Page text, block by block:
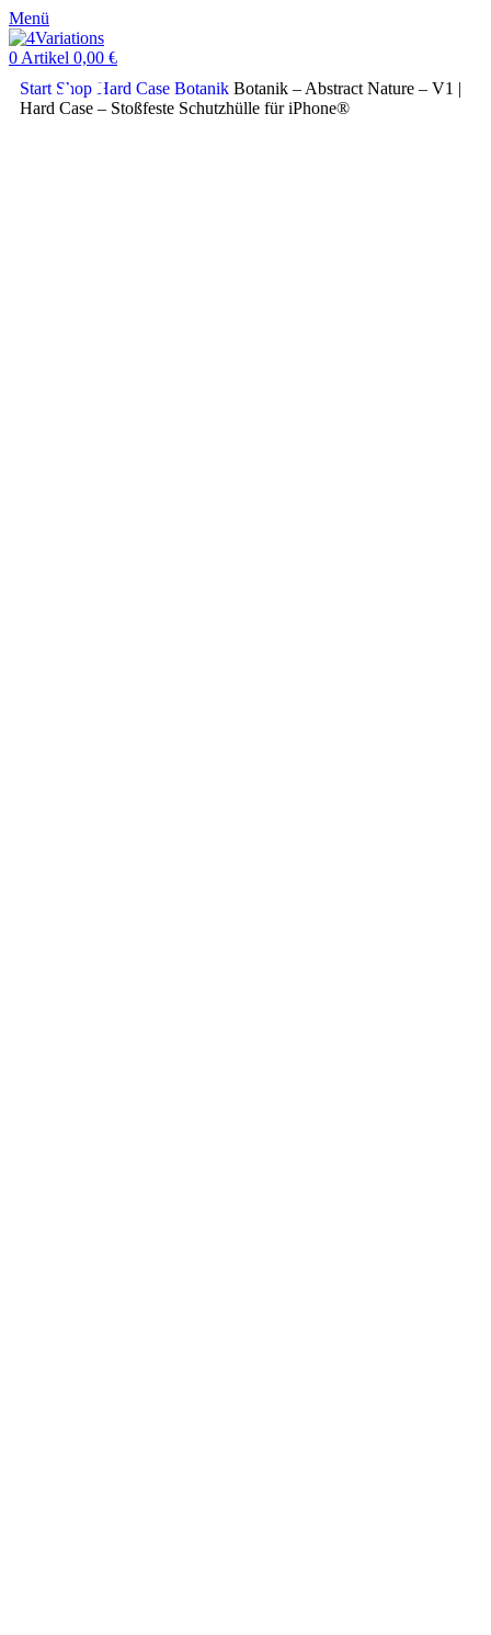
Menü
0 Artikel 0,00 €
Start Shop Hard Case Botanik Botanik – Abstract Nature – V1 |
Hard Case – Stoßfeste Schutzhülle für iPhone®